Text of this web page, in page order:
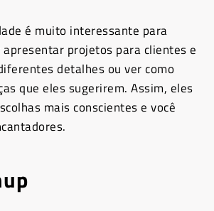
é muito interessante para
projetos para clientes e
detalhes ou ver como
que eles sugerirem. Assim, eles
mais conscientes e você